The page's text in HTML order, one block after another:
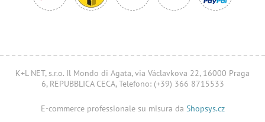
K+L NET, s.r.o. Il Mondo di Agata, via Václavkova 22, 16000 Praga
6, REPUBBLICA CECA, Telefono: (+39) 366 8715533
E-commerce professionale su misura da Shopsys.cz